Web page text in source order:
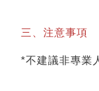
三、注意事項
*不建議非專業